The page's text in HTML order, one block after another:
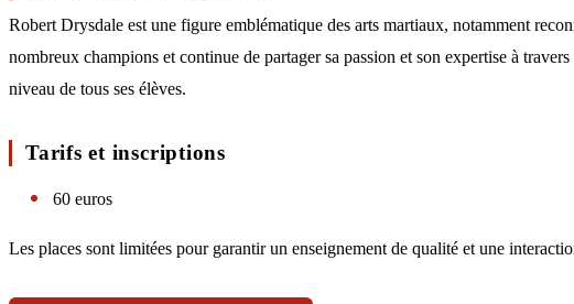
Robert Drysdale est une figure emblématique des arts martiaux, notamment
nombreux champions et continue de partager sa passion et son expertise à
niveau de tous ses élèves.
Tarifs et inscriptions
60 euros
Les places sont limitées pour garantir un enseignement de qualité et une